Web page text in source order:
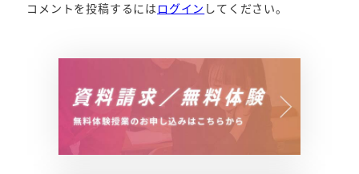
コメントを投稿するには ログイン してください。